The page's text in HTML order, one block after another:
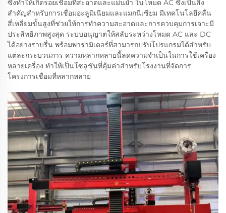
ซึ่งทำให้เกิดรอยเชื่อมที่สะอาดและแม่นยำ ในโหมด AC ซึ่งเป็นสิ่ง
สำคัญสำหรับการเชื่อมอะลูมิเนียมและแมกนีเซียม มีเทคโนโลยีคลื่น
สี่เหลี่ยมขั้นสูงที่ช่วยให้การทำความสะอาดและการควบคุมการเจาะมี
ประสิทธิภาพสูงสุด ระบบอนุญาตให้สลับระหว่างโหมด AC และ DC
ได้อย่างราบรื่น พร้อมพารามิเตอร์ที่สามารถปรับโปรแกรมได้สำหรับ
แต่ละกระบวนการ ความหลากหลายนี้ลดความจำเป็นในการใช้เครื่อง
หลายเครื่อง ทำให้เป็นโซลูชันที่คุ้มค่าสำหรับโรงงานที่จัดการ
โครงการเชื่อมที่หลากหลาย